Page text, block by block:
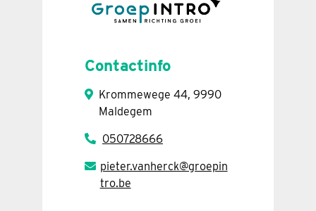
Contactinfo
Krommewege 44, 9990
Maldegem
050728666
pieter.vanherck@groepin
tro.be